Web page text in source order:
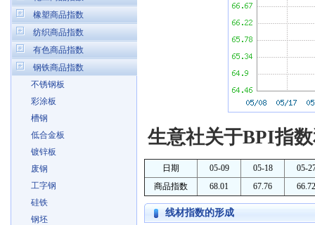
橡塑商品指数
纺织商品指数
有色商品指数
钢铁商品指数
不锈钢板
彩涂板
槽钢
低合金板
镀锌板
废钢
工字钢
硅铁
钢坯
生意社关于BPI指
日期 05-09 05-18
05-
商品指数
68.01 67.76 66.72
线材指数的形成